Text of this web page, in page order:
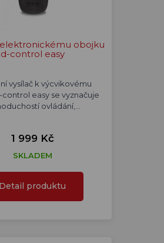
elektronickému obojku
d-control easy
vysílač k výcvikovému
easy se vyznačuje
ovládání,…
1 999 Kč
SKLADEM
Detail produktu